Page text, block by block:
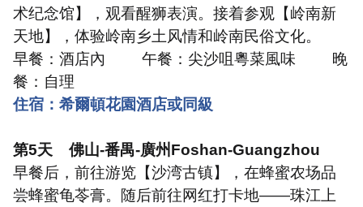
术纪念馆】，观看醒狮表演。接着参观【岭南新
天地】，体验岭南乡土风情和岭南民俗文化。
早餐：酒店內
午餐：尖沙咀粵菜風味
晚
餐：自理
住宿：希爾頓花園酒店或同級
第5天 佛山-番禺-廣州Foshan-Guangzhou
早餐后，前往游览【沙湾古镇】，在蜂蜜农场品
尝蜂蜜龟苓膏。随后前往网红打卡地——珠江上